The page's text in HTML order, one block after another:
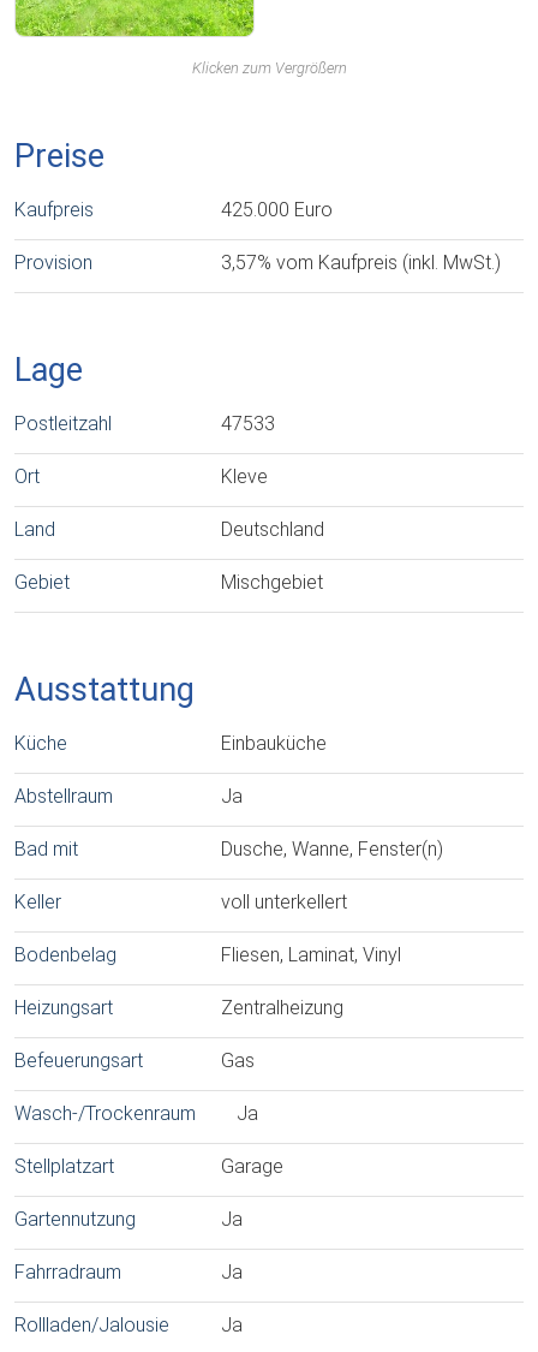
Klicken zum Vergrößern
Preise
Kaufpreis 425.000 Euro
Provision 3,57% vom Kaufpreis (inkl. MwSt.)
Lage
Postleitzahl 47533
Ort Kleve
Land Deutschland
Gebiet Mischgebiet
Ausstattung
Küche Einbauküche
Abstellraum Ja
Bad mit Dusche, Wanne, Fenster(n)
Keller voll unterkellert
Bodenbelag Fliesen, Laminat, Vinyl
Heizungsart Zentralheizung
Befeuerungsart Gas
Wasch-/Trockenraum Ja
Stellplatzart Garage
Gartennutzung Ja
Fahrradraum Ja
Rollladen/Jalousie Ja